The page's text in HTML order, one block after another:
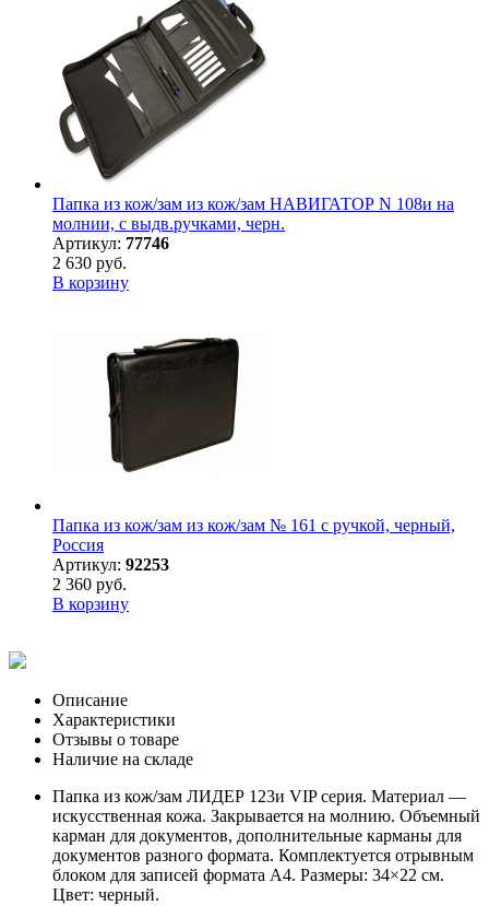
Папка из кож/зам из кож/зам НАВИГАТОР N 108и на
молнии, с выдв.ручками, черн.
Артикул: 77746
2 630 руб.
В корзину
Папка из кож/зам из кож/зам № 161 с ручкой, черный,
Россия
Артикул: 92253
2 360 руб.
В корзину
Описание
Характеристики
Отзывы о товаре
Наличие на складе
Папка из кож/зам ЛИДЕР 123и VIP серия. Материал —
искусственная кожа. Закрывается на молнию. Объемный
карман для документов, дополнительные карманы для
документов разного формата. Комплектуется отрывным
блоком для записей формата А4. Размеры: 34×22 см.
Цвет: черный.